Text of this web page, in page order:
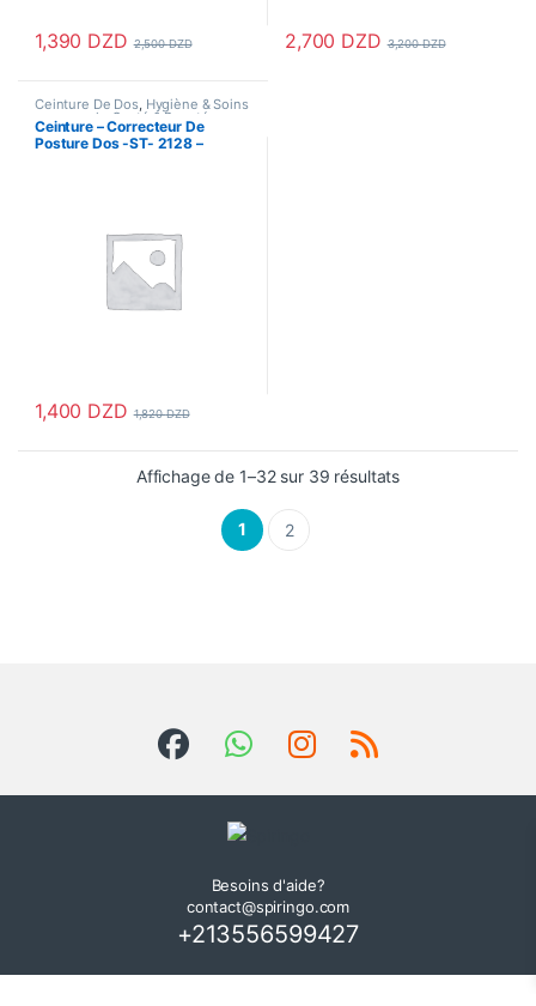
1,390 DZD 2,500DZD
Ce produit a plusieurs variations. Les options peuvent être
2,700 DZD 3,200DZD
Ce produit a plusieurs
Ceinture De Dos, Hygiène & Soins
personnels ,Santé & Beauté
Santé & Premiers Soins,Sport &
Santé
Ceinture – Correcteur De
Posture Dos -ST- 2128 –
1,400 DZD 1,820DZD
Affichage de 1–32 sur 39 résultats
1 2
Besoins d'aide?
contact@spiringo.com
+213556599427